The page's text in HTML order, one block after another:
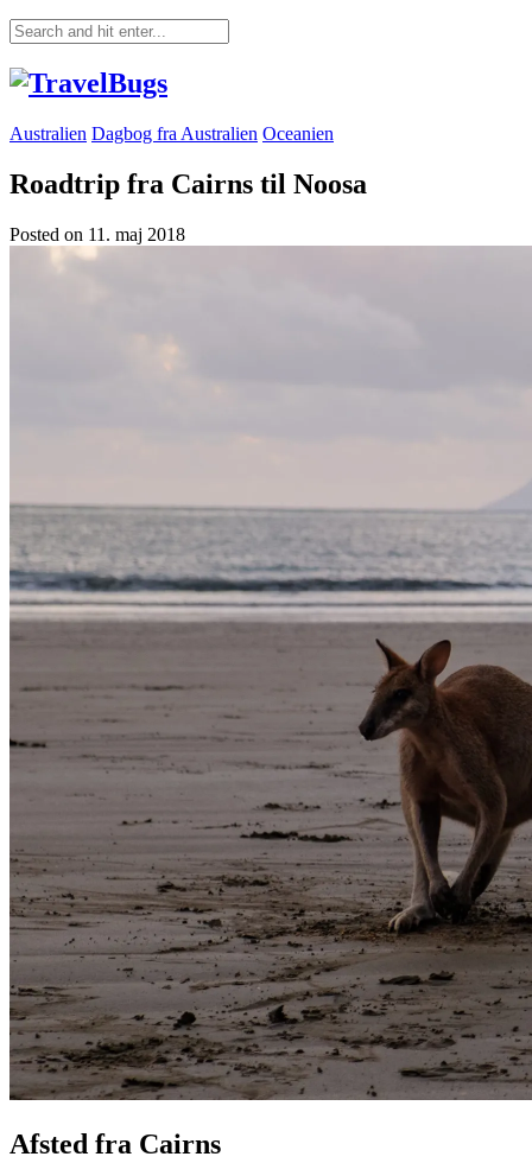
Australien Dagbog fra Australien Oceanien
Roadtrip fra Cairns til Noosa
Posted on 11. maj 2018
Afsted fra Cairns